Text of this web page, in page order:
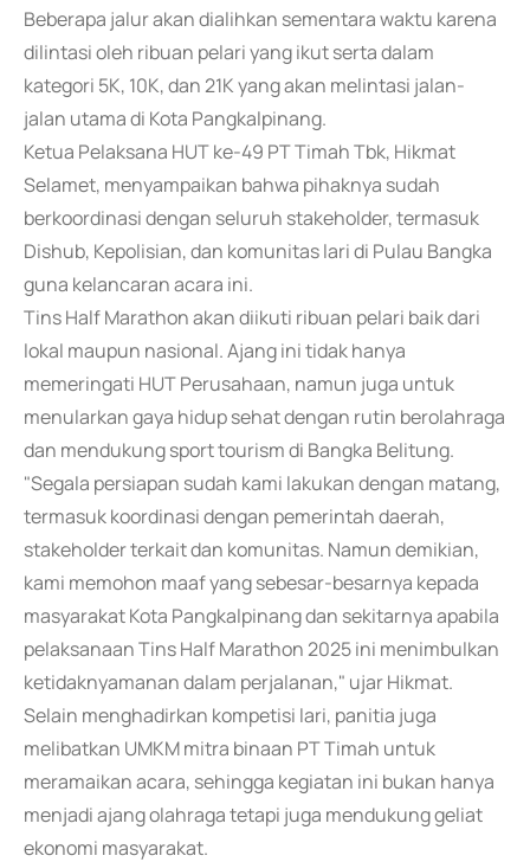
Beberapa jalur akan dialihkan sementara waktu karena
dilintasi oleh ribuan pelari yang ikut serta dalam
kategori 5K, 10K, dan 21K yang akan melintasi jalan-
jalan utama di Kota Pangkalpinang.
Ketua Pelaksana HUT ke-49 PT Timah Tbk, Hikmat
Selamet, menyampaikan bahwa pihaknya sudah
berkoordinasi dengan seluruh stakeholder, termasuk
Dishub, Kepolisian, dan komunitas lari di Pulau Bangka
guna kelancaran acara ini.
Tins Half Marathon akan diikuti ribuan pelari baik dari
lokal maupun nasional. Ajang ini tidak hanya
memeringati HUT Perusahaan, namun juga untuk
menularkan gaya hidup sehat dengan rutin berolahraga
dan mendukung sport tourism di Bangka Belitung.
"Segala persiapan sudah kami lakukan dengan matang,
termasuk koordinasi dengan pemerintah daerah,
stakeholder terkait dan komunitas. Namun demikian,
kami memohon maaf yang sebesar-besarnya kepada
masyarakat Kota Pangkalpinang dan sekitarnya apabila
pelaksanaan Tins Half Marathon 2025 ini menimbulkan
ketidaknyamanan dalam perjalanan," ujar Hikmat.
Selain menghadirkan kompetisi lari, panitia juga
melibatkan UMKM mitra binaan PT Timah untuk
meramaikan acara, sehingga kegiatan ini bukan hanya
menjadi ajang olahraga tetapi juga mendukung geliat
ekonomi masyarakat.